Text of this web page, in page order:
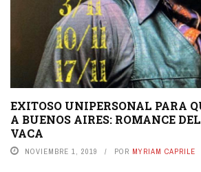
EXITOSO UNIPERSONAL PARA
A BUENOS AIRES: ROMANCE
VACA
NOVIEMBRE 1, 2019 POR MYRIAM CAPRILE